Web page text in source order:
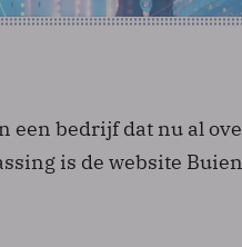
een bedrijf dat nu al
is de website